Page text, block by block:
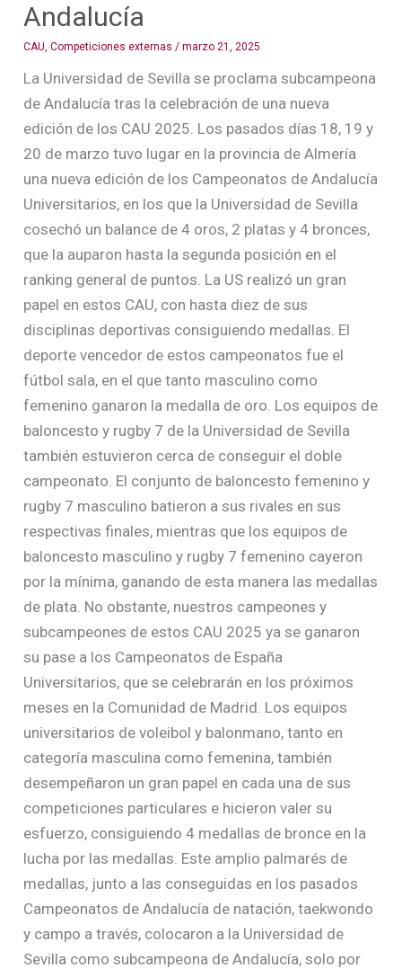
Andalucía
CAU,Competiciones externas /marzo 21, 2025
La Universidad de Sevilla se proclama subcampeona
de Andalucía tras la celebración de una nueva
edición de los CAU 2025. Los pasados días 18, 19 y
20 de marzo tuvo lugar en la provincia de Almería
una nueva edición de los Campeonatos de Andalucía
Universitarios, en los que la Universidad de Sevilla
cosechó un balance de 4 oros, 2 platas y 4 bronces,
que la auparon hasta la segunda posición en el
ranking general de puntos. La US realizó un gran
papel en estos CAU, con hasta diez de sus
disciplinas deportivas consiguiendo medallas. El
deporte vencedor de estos campeonatos fue el
fútbol sala, en el que tanto masculino como
femenino ganaron la medalla de oro. Los equipos de
baloncesto y rugby 7 de la Universidad de Sevilla
también estuvieron cerca de conseguir el doble
campeonato. El conjunto de baloncesto femenino y
rugby 7 masculino batieron a sus rivales en sus
respectivas finales, mientras que los equipos de
baloncesto masculino y rugby 7 femenino cayeron
por la mínima, ganando de esta manera las medallas
de plata. No obstante, nuestros campeones y
subcampeones de estos CAU 2025 ya se ganaron
su pase a los Campeonatos de España
Universitarios, que se celebrarán en los próximos
meses en la Comunidad de Madrid. Los equipos
universitarios de voleibol y balonmano, tanto en
categoría masculina como femenina, también
desempeñaron un gran papel en cada una de sus
competiciones particulares e hicieron valer su
esfuerzo, consiguiendo 4 medallas de bronce en la
lucha por las medallas. Este amplio palmarés de
medallas, junto a las conseguidas en los pasados
Campeonatos de Andalucía de natación, taekwondo
y campo a través, colocaron a la Universidad de
Sevilla como subcampeona de Andalucía, solo por